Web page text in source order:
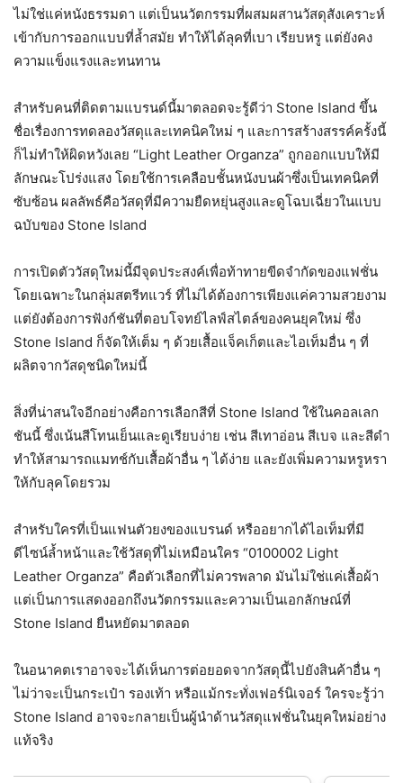
ไม่ใช่แค่หนังธรรมดา แต่เป็นนวัตกรรมที่ผสมผสานวัสดุสังเคราะห์
เข้ากับการออกแบบที่ล้ำสมัย ทำให้ได้ลุคที่เบา เรียบหรู แต่ยังคง
ความแข็งแรงและทนทาน
สำหรับคนที่ติดตามแบรนด์นี้มาตลอดจะรู้ดีว่า Stone Island ขึ้น
ชื่อเรื่องการทดลองวัสดุและเทคนิคใหม่ ๆ และการสร้างสรรค์ครั้งนี้
ก็ไม่ทำให้ผิดหวังเลย “Light Leather Organza” ถูกออกแบบให้มี
ลักษณะโปร่งแสง โดยใช้การเคลือบชั้นหนังบนผ้าซึ่งเป็นเทคนิคที่
ซับซ้อน ผลลัพธ์คือวัสดุที่มีความยืดหยุ่นสูงและดูโฉบเฉี่ยวในแบบ
ฉบับของ Stone Island
การเปิดตัววัสดุใหม่นี้มีจุดประสงค์เพื่อท้าทายขีดจำกัดของแฟชั่น
โดยเฉพาะในกลุ่มสตรีทแวร์ ที่ไม่ได้ต้องการเพียงแค่ความสวยงาม
แต่ยังต้องการฟังก์ชันที่ตอบโจทย์ไลฟ์สไตล์ของคนยุคใหม่ ซึ่ง
Stone Island ก็จัดให้เต็ม ๆ ด้วยเสื้อแจ็คเก็ตและไอเท็มอื่น ๆ ที่
ผลิตจากวัสดุชนิดใหม่นี้
สิ่งที่น่าสนใจอีกอย่างคือการเลือกสีที่ Stone Island ใช้ในคอลเลก
ชันนี้ ซึ่งเน้นสีโทนเย็นและดูเรียบง่าย เช่น สีเทาอ่อน สีเบจ และสีดำ
ทำให้สามารถแมทช์กับเสื้อผ้าอื่น ๆ ได้ง่าย และยังเพิ่มความหรูหรา
ให้กับลุคโดยรวม
สำหรับใครที่เป็นแฟนตัวยงของแบรนด์ หรืออยากได้ไอเท็มที่มี
ดีไซน์ล้ำหน้าและใช้วัสดุที่ไม่เหมือนใคร “0100002 Light
Leather Organza” คือตัวเลือกที่ไม่ควรพลาด มันไม่ใช่แค่เสื้อผ้า
แต่เป็นการแสดงออกถึงนวัตกรรมและความเป็นเอกลักษณ์ที่
Stone Island ยืนหยัดมาตลอด
ในอนาคตเราอาจจะได้เห็นการต่อยอดจากวัสดุนี้ไปยังสินค้าอื่น ๆ
ไม่ว่าจะเป็นกระเป๋า รองเท้า หรือแม้กระทั่งเฟอร์นิเจอร์ ใครจะรู้ว่า
Stone Island อาจจะกลายเป็นผู้นำด้านวัสดุแฟชั่นในยุคใหม่อย่าง
แท้จริง